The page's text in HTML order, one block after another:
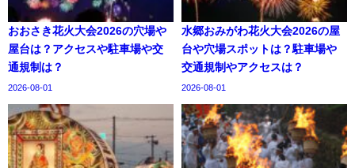
おおさき花火大会2026の穴場や
屋台は？アクセスや駐車場や交
通規制は？
2026-08-01
水郷おみがわ花火大会2026の屋
台や穴場スポットは？駐車場や
交通規制やアクセスは？
2026-08-01